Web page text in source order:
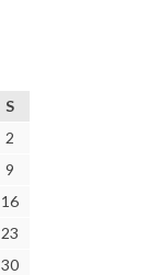
S
2
9
16
23
30